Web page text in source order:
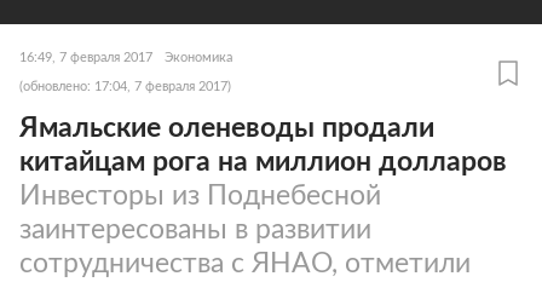
16:49, 7 февраля 2017 Экономика
(обновлено: 17:04, 7 февраля 2017)
Ямальские оленеводы продали
китайцам рога на миллион долларов
Инвесторы из Поднебесной
заинтересованы в развитии
сотрудничества с ЯНАО, отметили